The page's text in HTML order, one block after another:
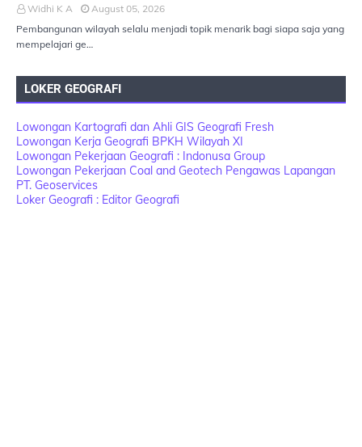
Widhi K A
August 05, 2026
Pembangunan wilayah selalu menjadi topik menarik bagi siapa saja yang
mempelajari ge…
LOKER GEOGRAFI
Lowongan Kartografi dan Ahli GIS Geografi Fresh
Lowongan Kerja Geografi BPKH Wilayah XI
Lowongan Pekerjaan Geografi : Indonusa Group
Lowongan Pekerjaan Coal and Geotech Pengawas Lapangan
PT. Geoservices
Loker Geografi : Editor Geografi